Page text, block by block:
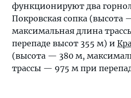
функционируют два
Покровская сопка (высота
максимальная длина
перепаде высот 355 м) и
(высота — 380 м,
трассы — 975 м при